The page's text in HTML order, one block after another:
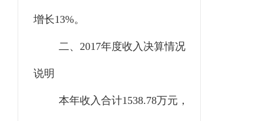
增长13%。
二、 2017年度收入决算情况
说明
本年收入合计1538.78万元，